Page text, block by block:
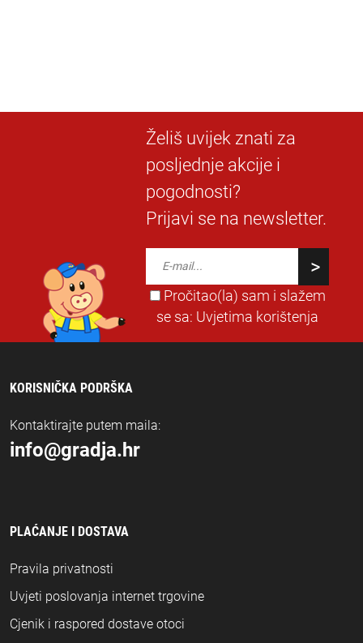
Želiš uvijek znati za
posljednje akcije i
pogodnosti?
Prijavi se na newsletter.
Pročitao(la) sam i slažem
se sa: Uvjetima korištenja
KORISNIČKA PODRŠKA
Kontaktirajte putem maila:
info@gradja.hr
PLAĆANJE I DOSTAVA
Pravila privatnosti
Uvjeti poslovanja internet trgovine
Cjenik i raspored dostave otoci